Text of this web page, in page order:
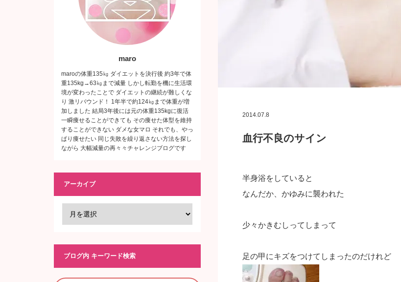
2014.07.8
血行不良のサイン
半身浴をしていると
なんだか、かゆみに襲われた
少々かきむしってしまって
足の甲にキズをつけてしまったのだけれど
maro
maroの体重135㎏ ダイエットを決行後 約3年で体
重135kg→63㎏まで減量 しかし転勤を機に生活環
境が変わったことで ダイエットの継続が難しくな
り 激リバウンド！ 1年半で約124㎏まで体重が増
加しました 結局3年後には元の体重135kgに復活
一瞬痩せることができても その痩せた体型を維持
することができない ダメな女マロ それでも、やっ
ぱり痩せたい 同じ失敗を繰り返さない方法を探し
ながら 大幅減量の再々々チャレンジブログです
アーカイブ
ブログ内 キーワード検索